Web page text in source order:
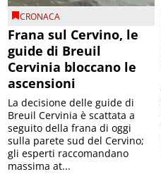
CRONACA
Frana sul Cervino, le
guide di Breuil
Cervinia bloccano le
ascensioni
La decisione delle guide di
Breuil Cervinia è scattata a
seguito della frana di oggi
sulla parete sud del Cervino;
gli esperti raccomandano
massima at...